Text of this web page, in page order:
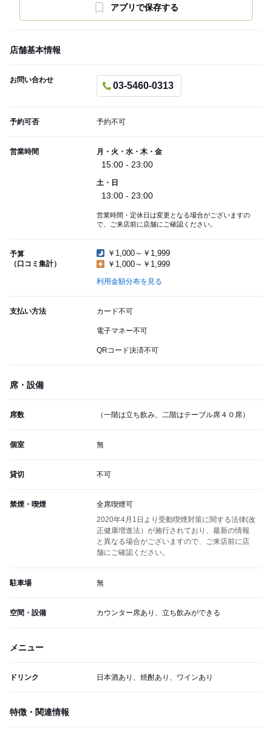
アプリで保存する
店舗基本情報
お問い合わせ
03-5460-0313
予約可否 予約不可
営業時間 月・火・水・木・金
15:00 - 23:00
土・日
13:00 - 23:00
営業時間・定休日は変更となる場合がございますの
で、ご来店前に店舗にご確認ください。
予算
（口コミ集計）
￥1,000～￥1,999
￥1,000～￥1,999
利用金額分布を見る
支払い方法 カード不可
電子マネー不可
QRコード決済不可
席・設備
席数 （一階は立ち飲み、二階はテーブル席４０席）
個室 無
貸切 不可
禁煙・喫煙
全席喫煙可
2020年4月1日より受動喫煙対策に関する法律(改
正健康増進法）が施行されており、最新の情報
と異なる場合がございますので、ご来店前に店
舗にご確認ください。
駐車場 無
空間・設備 カウンター席あり、立ち飲みができる
メニュー
ドリンク 日本酒あり、焼酎あり、ワインあり
特徴・関連情報